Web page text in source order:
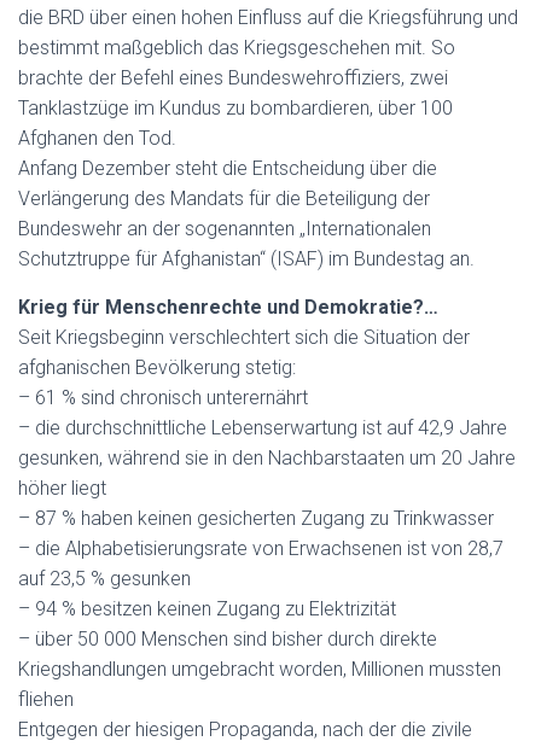
die BRD über einen hohen Einfluss auf die Kriegsführung und
bestimmt maßgeblich das Kriegsgeschehen mit. So
brachte der Befehl eines Bundeswehroffiziers, zwei
Tanklastzüge im Kundus zu bombardieren, über 100
Afghanen den Tod.
Anfang Dezember steht die Entscheidung über die
Verlängerung des Mandats für die Beteiligung der
Bundeswehr an der sogenannten „Internationalen
Schutztruppe für Afghanistan“ (ISAF) im Bundestag an.
Krieg für Menschenrechte und Demokratie?…
Seit Kriegsbeginn verschlechtert sich die Situation der
afghanischen Bevölkerung stetig:
– 61 % sind chronisch unterernährt
– die durchschnittliche Lebenserwartung ist auf 42,9 Jahre
gesunken, während sie in den Nachbarstaaten um 20 Jahre
höher liegt
– 87 % haben keinen gesicherten Zugang zu Trinkwasser
– die Alphabetisierungsrate von Erwachsenen ist von 28,7
auf 23,5 % gesunken
– 94 % besitzen keinen Zugang zu Elektrizität
– über 50 000 Menschen sind bisher durch direkte
Kriegshandlungen umgebracht worden, Millionen mussten
fliehen
Entgegen der hiesigen Propaganda, nach der die zivile